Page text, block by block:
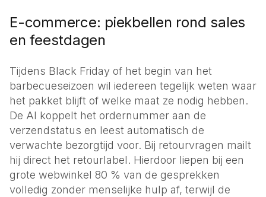
E-commerce: piekbellen rond sales
en feestdagen
Tijdens Black Friday of het begin van het
barbecueseizoen wil iedereen tegelijk weten waar
het pakket blijft of welke maat ze nodig hebben.
De AI koppelt het ordernummer aan de
verzendstatus en leest automatisch de
verwachte bezorgtijd voor. Bij retourvragen mailt
hij direct het retourlabel. Hierdoor liepen bij een
grote webwinkel 80 % van de gesprekken
volledig zonder menselijke hulp af, terwijl de